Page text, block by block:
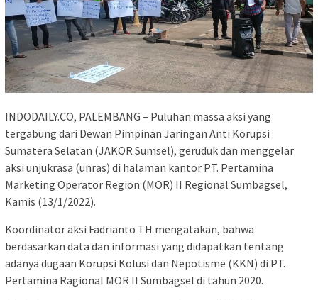
INDODAILY.CO, PALEMBANG – Puluhan massa aksi yang
tergabung dari Dewan Pimpinan Jaringan Anti Korupsi
Sumatera Selatan (JAKOR Sumsel), geruduk dan menggelar
aksi unjukrasa (unras) di halaman kantor PT. Pertamina
Marketing Operator Region (MOR) II Regional Sumbagsel,
Kamis (13/1/2022).
Koordinator aksi Fadrianto TH mengatakan, bahwa
berdasarkan data dan informasi yang didapatkan tentang
adanya dugaan Korupsi Kolusi dan Nepotisme (KKN) di PT.
Pertamina Ragional MOR II Sumbagsel di tahun 2020.